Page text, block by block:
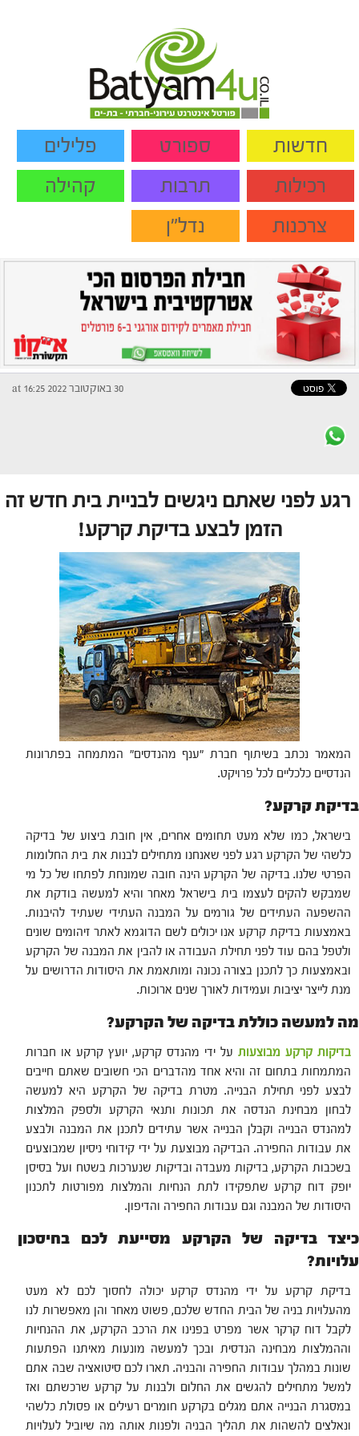
חדשות ספורט
פלילים
רכילות
תרבות
קהילה
צרכנות
נדל"ן
30 באוקטובר 2022 at 16:25
רגע לפני שאתם ניגשים לבניית בית חדש זה
הזמן לבצע בדיקת קרקע!
המאמר נכתב בשיתוף חברת "ענף מהנדסים" המתמחה בפתרונות
הנדסיים כלכליים לכל פרויקט.
בדיקת קרקע?
בישראל, כמו שלא מעט תחומים אחרים, אין חובת ביצוע של בדיקה
כלשהי של הקרקע רגע לפני שאנחנו מתחילים לבנות את בית החלומות
הפרטי שלנו. בדיקה של הקרקע הינה חובה שמונחת לפתחו של כל מי
שמבקש להקים לעצמו בית בישראל מאחר והיא למעשה בודקת את
ההשפעה העתידים של גורמים על המבנה העתידי שעתיד להיבנות.
באמצעות בדיקת קרקע אנו יכולים לשם הדוגמא לאתר זיהומים שונים
ולטפל בהם עוד לפני תחילת העבודה או להבין את המבנה של הקרקע
ובאמצעות כך לתכנן בצורה נכונה ומותאמת את היסודות הדרושים על
מנת לייצר יציבות ועמידות לאורך שנים ארוכות.
מה למעשה כוללת בדיקה של הקרקע?
בדיקות קרקע מבוצעותעל ידי מהנדס קרקע, יועץ קרקע או חברות
המתמחות בתחום זה והיא אחד מהדברים הכי חשובים שאתם חייבים
לבצע לפני תחילת הבנייה. מטרת בדיקה של הקרקע היא למעשה
לבחון מבחינת הנדסה את תכונות ותנאי הקרקע ולספק המלצות
למהנדס הבנייה וקבלן הבנייה אשר עתידים לתכנן את המבנה ולבצע
את עבודות החפירה. הבדיקה מבוצעת על ידי קידוחי ניסיון שמבוצעים
בשכבות הקרקע, בדיקות מעבדה ובדיקות שנערכות בשטח ועל בסיסן
יופק דוח קרקע שתפקידו לתת הנחיות והמלצות מפורטות לתכנון
היסודות של המבנה וגם עבודות החפירה והדיפון.
כיצד בדיקה של הקרקע מסייעת לכם בחיסכון
עלויות?
בדיקת קרקע על ידי מהנדס קרקע יכולה לחסוך לכם לא מעט
מהעלויות בניה של הבית החדש שלכם, פשוט מאחר והן מאפשרות לנו
לקבל דוח קרקר אשר מפרט בפנינו את הרכב הקרקע, את ההנחיות
וההמלצות מבחינה הנדסית ובכך למעשה מונעות מאיתנו הפתעות
שונות במהלך עבודות החפירה והבניה. תארו לכם סיטואציה שבה אתם
למשל מתחילים להגשים את החלום ולבנות על קרקע שרכשתם ואז
במסגרת הבנייה אתם מגלים בקרקע חומרים רעילים או פסולת כלשהי
ונאלצים להשהות את תהליך הבניה ולפנות אותה מה שיוביל לעלויות